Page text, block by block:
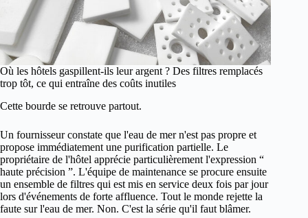
Où les hôtels gaspillent-ils leur argent ? Des filtres remplacés
trop tôt, ce qui entraîne des coûts inutiles
Cette bourde se retrouve partout.
Un fournisseur constate que l'eau de mer n'est pas propre et
propose immédiatement une purification partielle. Le
propriétaire de l'hôtel apprécie particulièrement l'expression “
haute précision ”. L'équipe de maintenance se procure ensuite
un ensemble de filtres qui est mis en service deux fois par jour
lors d'événements de forte affluence. Tout le monde rejette la
faute sur l'eau de mer. Non. C'est la série qu'il faut blâmer.